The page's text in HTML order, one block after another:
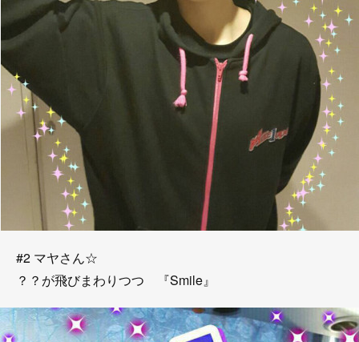
#2 マヤさん☆
？？が飛びまわりつつ 『Smile』